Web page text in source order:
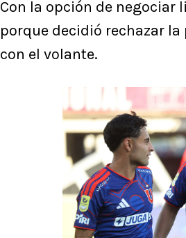
Con la opción de negociar
porque decidió rechazar
con el volante.